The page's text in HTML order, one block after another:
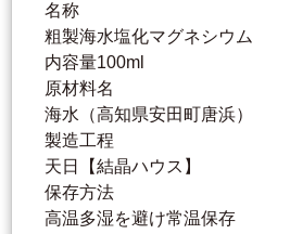
名称
粗製海水塩化マグネシウム
内容量100ml
原材料名
海水（高知県安田町唐浜）
製造工程
天日【結晶ハウス】
保存方法
高温多湿を避け常温保存